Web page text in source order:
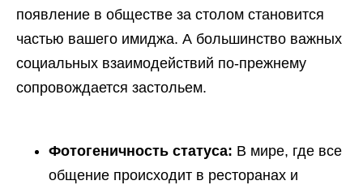
появление в обществе за столом становится
частью вашего имиджа. А большинство важных
социальных взаимодействий по-прежнему
сопровождается застольем.
Фотогеничность статуса: В мире, где все
общение происходит в ресторанах и